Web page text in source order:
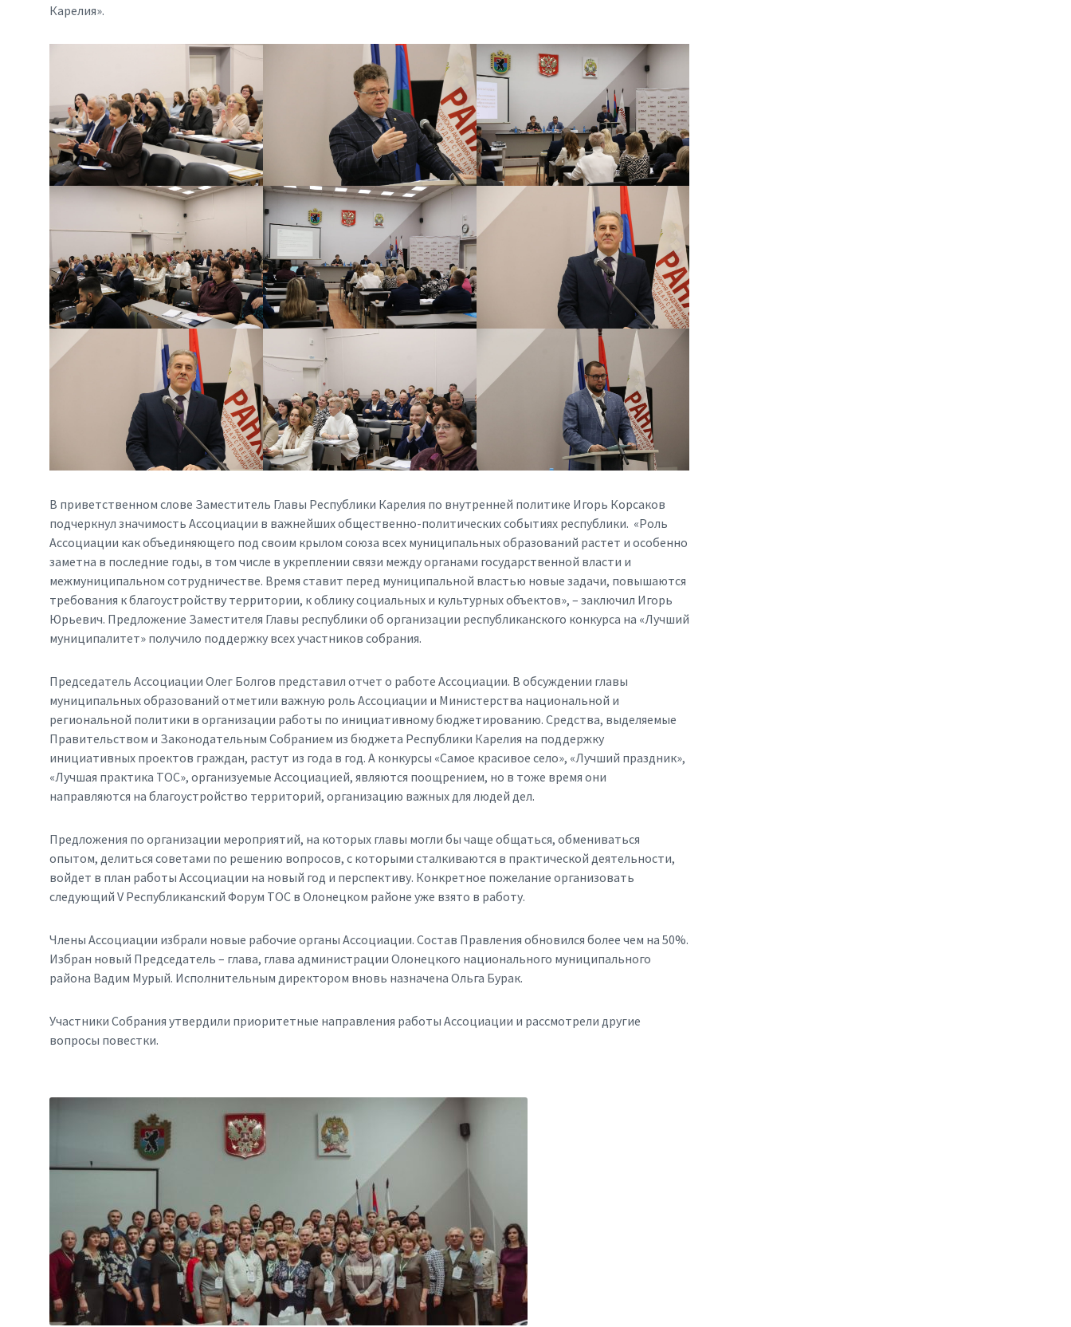
Карелия».
В приветственном слове Заместитель Главы Республики Карелия по внутренней политике Игорь Корсаков
подчеркнул значимость Ассоциации в важнейших общественно-политических событиях республики. «Роль
Ассоциации как объединяющего под своим крылом союза всех муниципальных образований растет и особенно
заметна в последние годы, в том числе в укреплении связи между органами государственной власти и
межмуниципальном сотрудничестве. Время ставит перед муниципальной властью новые задачи, повышаются
требования к благоустройству территории, к облику социальных и культурных объектов», – заключил Игорь
Юрьевич. Предложение Заместителя Главы республики об организации республиканского конкурса на «Лучший
муниципалитет» получило поддержку всех участников собрания.
Председатель Ассоциации Олег Болгов представил отчет о работе Ассоциации. В обсуждении главы
муниципальных образований отметили важную роль Ассоциации и Министерства национальной и
региональной политики в организации работы по инициативному бюджетированию. Средства, выделяемые
Правительством и Законодательным Собранием из бюджета Республики Карелия на поддержку
инициативных проектов граждан, растут из года в год. А конкурсы «Самое красивое село», «Лучший праздник»,
«Лучшая практика ТОС», организуемые Ассоциацией, являются поощрением, но в тоже время они
направляются на благоустройство территорий, организацию важных для людей дел.
Предложения по организации мероприятий, на которых главы могли бы чаще общаться, обмениваться
опытом, делиться советами по решению вопросов, с которыми сталкиваются в практической деятельности,
войдет в план работы Ассоциации на новый год и перспективу. Конкретное пожелание организовать
следующий V Республиканский Форум ТОС в Олонецком районе уже взято в работу.
Члены Ассоциации избрали новые рабочие органы Ассоциации. Состав Правления обновился более чем на 50%.
Избран новый Председатель – глава, глава администрации Олонецкого национального муниципального
района Вадим Мурый. Исполнительным директором вновь назначена Ольга Бурак.
Участники Собрания утвердили приоритетные направления работы Ассоциации и рассмотрели другие
вопросы повестки.